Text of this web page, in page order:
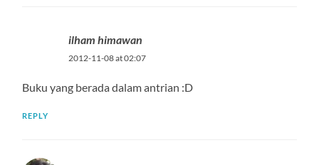
ilham himawan
2012-11-08 at 02:07
Buku yang berada dalam antrian :D
REPLY